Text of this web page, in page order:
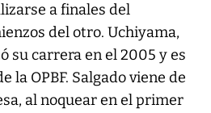
a finales del
del otro. Uchiyama,
su carrera en el 2005 y es
la OPBF. Salgado viene de
al noquear en el primer